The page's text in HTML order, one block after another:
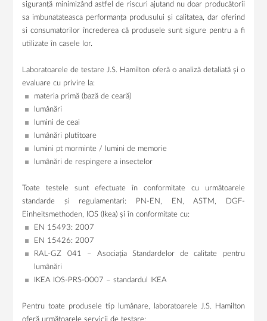
siguranță minimizând astfel de riscuri ajutand nu doar producătorii
sa imbunatateasca performanța produsului și calitatea, dar oferind
si consumatorilor încrederea că produsele sunt sigure pentru a fi
utilizate în casele lor.
Laboratoarele de testare J.S. Hamilton oferă o analiză detaliată și o
evaluare cu privire la:
materia primă (bază de ceară)
lumânări
lumini de ceai
lumânări plutitoare
lumini pt morminte / lumini de memorie
lumânări de respingere a insectelor
Toate testele sunt efectuate în conformitate cu următoarele
standarde și regulamentari: PN-EN, EN, ASTM, DGF-
Einheitsmethoden, IOS (Ikea) și în conformitate cu:
EN 15493: 2007
EN 15426: 2007
RAL-GZ 041 – Asociația Standardelor de calitate pentru
lumânări
IKEA IOS-PRS-0007 – standardul IKEA
Pentru toate produsele tip lumânare, laboratoarele J.S. Hamilton